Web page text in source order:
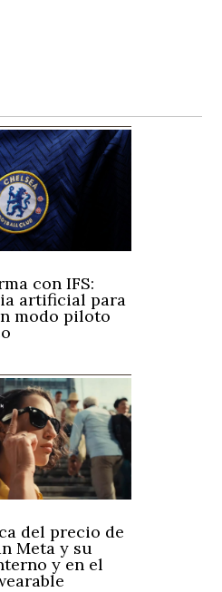
con IFS:
artificial para
modo piloto
del precio de
Meta y su
y en el